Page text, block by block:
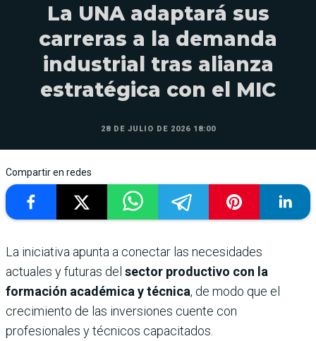
La UNA adaptará sus
carreras a la demanda
industrial tras alianza
estratégica con el MIC
28 DE JULIO DE 2026 18:00
Compartir en redes
La iniciativa apunta a conectar las necesidades
actuales y futuras del sector productivo con la
formación académica y técnica, de modo que el
crecimiento de las inversiones cuente con
profesionales y técnicos capacitados.